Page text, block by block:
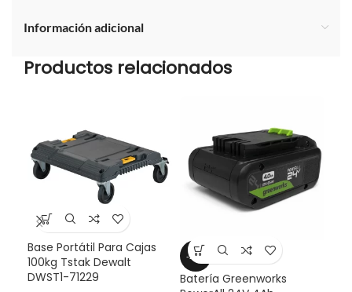
Información adicional
Productos relacionados
Base Portátil Para Cajas
100kg Tstak Dewalt
DWST1-71229
-29%
Batería Greenworks